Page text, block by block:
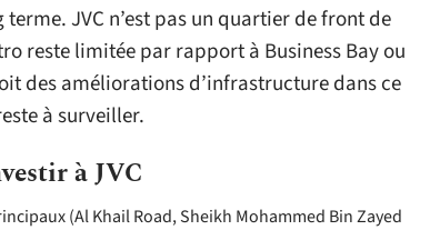
JVC n’est pas un quartier de front de
reste limitée par rapport à Business Bay ou
des améliorations d’infrastructure dans ce
à surveiller.
à JVC
(Al Khail Road, Sheikh Mohammed Bin Zayed